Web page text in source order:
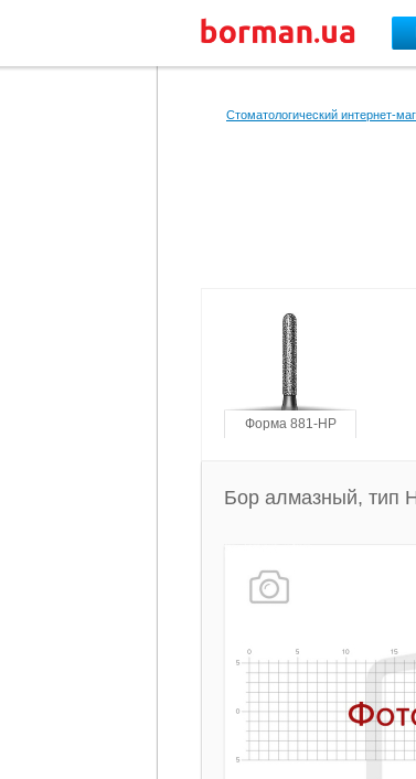
Стоматологический интернет-
Форма 881-HP
Бор алмазный, тип